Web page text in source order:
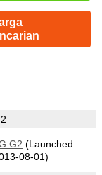
G2 (Launched
08-01)